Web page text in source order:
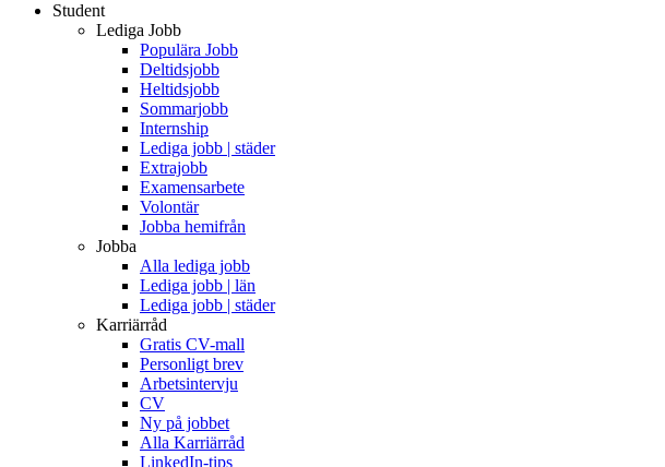
Student
Lediga Jobb
Populära Jobb
Deltidsjobb
Heltidsjobb
Sommarjobb
Internship
Lediga jobb | städer
Extrajobb
Examensarbete
Volontär
Jobba hemifrån
Jobba
Alla lediga jobb
Lediga jobb | län
Lediga jobb | städer
Karriärråd
Gratis CV-mall
Personligt brev
Arbetsintervju
CV
Ny på jobbet
Alla Karriärråd
LinkedIn-tips